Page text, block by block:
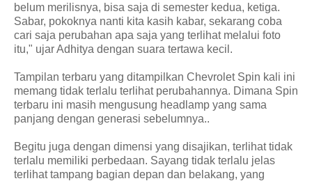
belum merilisnya, bisa saja di semester kedua, ketiga.
Sabar, pokoknya nanti kita kasih kabar, sekarang coba
cari saja perubahan apa saja yang terlihat melalui foto
itu," ujar Adhitya dengan suara tertawa kecil.
Tampilan terbaru yang ditampilkan Chevrolet Spin kali ini
memang tidak terlalu terlihat perubahannya. Dimana Spin
terbaru ini masih mengusung headlamp yang sama
panjang dengan generasi sebelumnya..
Begitu juga dengan dimensi yang disajikan, terlihat tidak
terlalu memiliki perbedaan. Sayang tidak terlalu jelas
terlihat tampang bagian depan dan belakang, yang